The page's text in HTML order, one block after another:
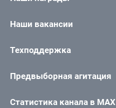
Наши вакансии
Техподдержка
Предвыборная агитация
Статистика канала в MAX